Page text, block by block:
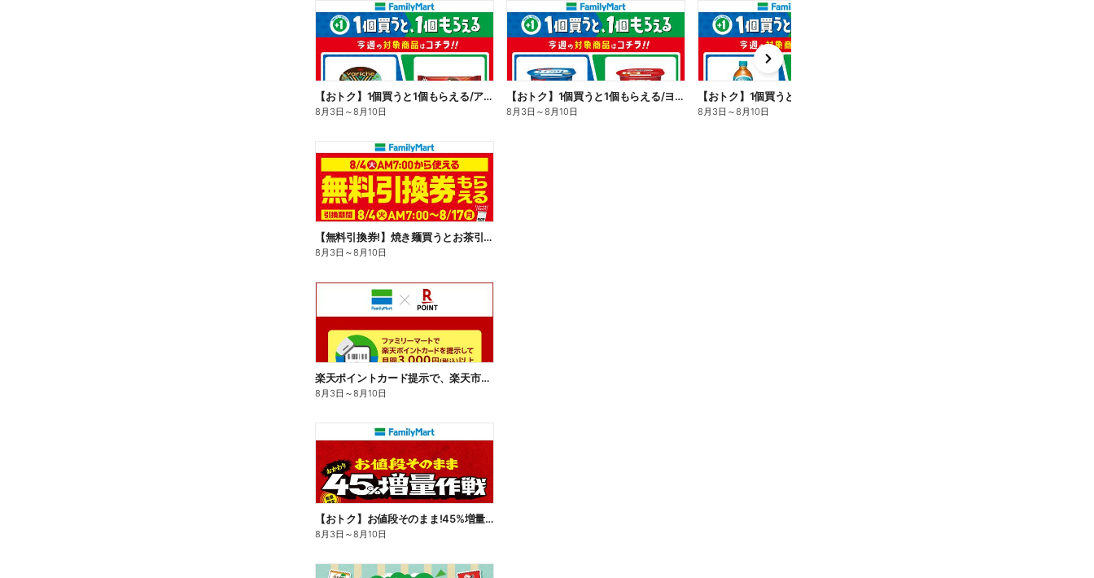
【おトク】1個買うと1個もらえる/アイス
8月3日 ～8月10日
【おトク】1個買うと1個もらえる/ヨーグルト
8月3日 ～8月10日
【おトク】1個買うと1個もらえる/麦茶
8月3日 ～8月10日
e
x
t
【無料引換券!】焼き麺買うとお茶引換券貰える!
8月3日 ～8月10日
楽天ポイントカード提示で、楽天市場でのお買い物がおトクに!
8月3日 ～8月10日
【おトク】お値段そのまま!45%増量作戦!
8月3日 ～8月10日